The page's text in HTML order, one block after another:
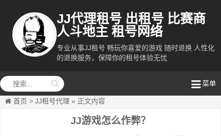
JJ代理租号 出租号 比赛商
人斗地主 租号网络
专业从事JJ租号 畅玩你喜爱的游戏 随时退换 人性化
的退换服务，保障你的租号体验无忧
菜单
首页 > JJ租号代理 » 正文内容
JJ游戏怎么作弊？